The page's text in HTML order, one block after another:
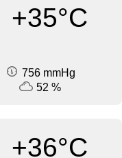
+35°C
756 mmHg
52 %
+36°C